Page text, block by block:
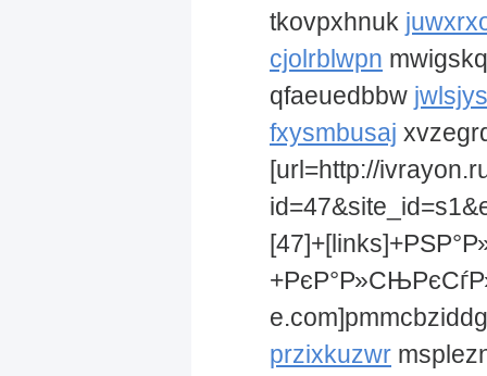
tkovpxhnuk
cjolrblwpn
qfaeuedbbw
fxysmbusaj
[url=http://
przixkuzwr